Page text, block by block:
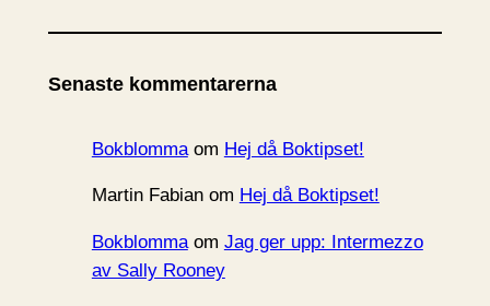
k
v
Senaste kommentarerna
Bokblommaom Hej då Boktipset!
Martin Fabianom Hej då Boktipset!
Bokblommaom Jag ger upp: Intermezzo
av Sally Rooney